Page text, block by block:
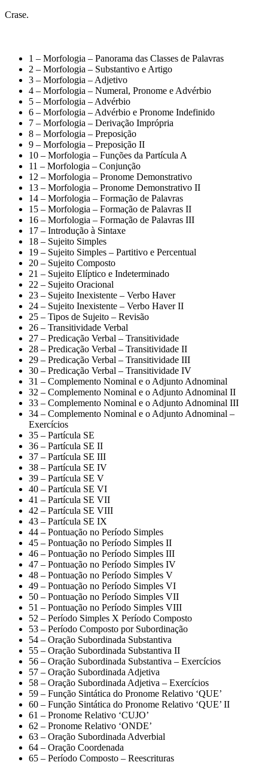
Crase.
1 – Morfologia – Panorama das Classes de Palavras
2 – Morfologia – Substantivo e Artigo
3 – Morfologia – Adjetivo
4 – Morfologia – Numeral, Pronome e Advérbio
5 – Morfologia – Advérbio
6 – Morfologia – Advérbio e Pronome Indefinido
7 – Morfologia – Derivação Imprópria
8 – Morfologia – Preposição
9 – Morfologia – Preposição II
10 – Morfologia – Funções da Partícula A
11 – Morfologia – Conjunção
12 – Morfologia – Pronome Demonstrativo
13 – Morfologia – Pronome Demonstrativo II
14 – Morfologia – Formação de Palavras
15 – Morfologia – Formação de Palavras II
16 – Morfologia – Formação de Palavras III
17 – Introdução à Sintaxe
18 – Sujeito Simples
19 – Sujeito Simples – Partitivo e Percentual
20 – Sujeito Composto
21 – Sujeito Elíptico e Indeterminado
22 – Sujeito Oracional
23 – Sujeito Inexistente – Verbo Haver
24 – Sujeito Inexistente – Verbo Haver II
25 – Tipos de Sujeito – Revisão
26 – Transitividade Verbal
27 – Predicação Verbal – Transitividade
28 – Predicação Verbal – Transitividade II
29 – Predicação Verbal – Transitividade III
30 – Predicação Verbal – Transitividade IV
31 – Complemento Nominal e o Adjunto Adnominal
32 – Complemento Nominal e o Adjunto Adnominal II
33 – Complemento Nominal e o Adjunto Adnominal III
34 – Complemento Nominal e o Adjunto Adnominal –
Exercícios
35 – Partícula SE
36 – Partícula SE II
37 – Partícula SE III
38 – Partícula SE IV
39 – Partícula SE V
40 – Partícula SE VI
41 – Partícula SE VII
42 – Partícula SE VIII
43 – Partícula SE IX
44 – Pontuação no Período Simples
45 – Pontuação no Período Simples II
46 – Pontuação no Período Simples III
47 – Pontuação no Período Simples IV
48 – Pontuação no Período Simples V
49 – Pontuação no Período Simples VI
50 – Pontuação no Período Simples VII
51 – Pontuação no Período Simples VIII
52 – Período Simples X Período Composto
53 – Período Composto por Subordinação
54 – Oração Subordinada Substantiva
55 – Oração Subordinada Substantiva II
56 – Oração Subordinada Substantiva – Exercícios
57 – Oração Subordinada Adjetiva
58 – Oração Subordinada Adjetiva – Exercícios
59 – Função Sintática do Pronome Relativo ‘QUE’
60 – Função Sintática do Pronome Relativo ‘QUE’ II
61 – Pronome Relativo ‘CUJO’
62 – Pronome Relativo ‘ONDE’
63 – Oração Subordinada Adverbial
64 – Oração Coordenada
65 – Período Composto – Reescrituras